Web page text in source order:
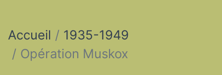
Accueil
1935-1949
Opération Muskox